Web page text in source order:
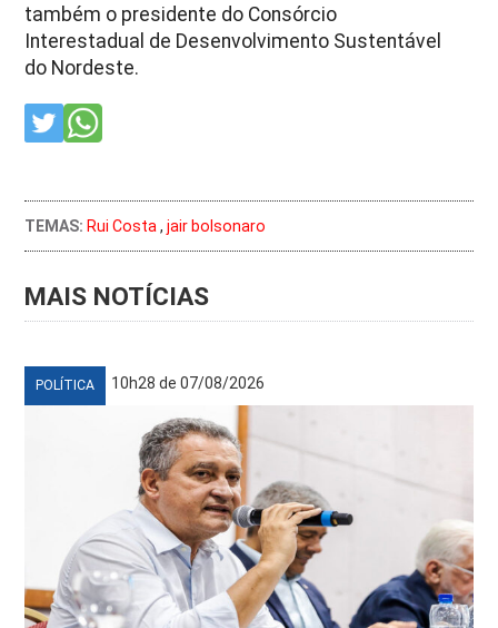
também o presidente do Consórcio
Interestadual de Desenvolvimento Sustentável
do Nordeste.
TEMAS: Rui Costa ,jair bolsonaro
MAIS NOTÍCIAS
POLÍTICA 10h28 de 07/08/2026